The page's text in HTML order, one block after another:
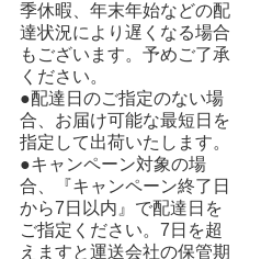
季休暇、年末年始などの配
達状況により遅くなる場合
もございます。予めご了承
ください。
●配達日のご指定のない場
合、お届け可能な最短日を
指定して出荷いたします。
●キャンペーン対象の場
合、『キャンペーン終了日
から7日以内』で配達日を
ご指定ください。7日を超
えますと運送会社の保管期